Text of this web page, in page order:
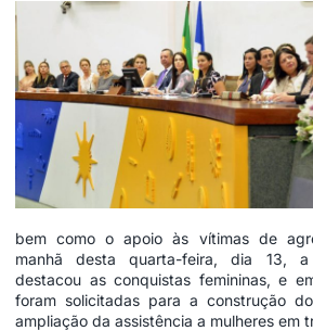
bem como o apoio às vítimas de
manhã desta quarta-feira, dia 13, a
destacou as conquistas femininas, e
foram solicitadas para a construção
ampliação da assistência a mulheres em